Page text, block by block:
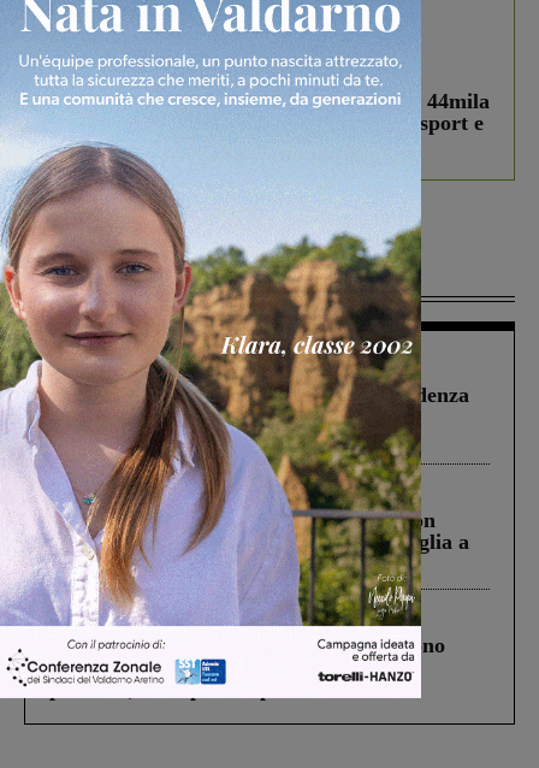
In vetrina 3 Agosto 2026
Estra Notizie agosto: Smart Cities, oltre 44mila
studenti coinvolti, torna il bando per lo sport e
debutta il podcast Estrair
Più lette
Figline Incisa Valdarno 1 Agosto 2026
Piscina di Figline finanziata oltre la scadenza
Pnrr, il gruppo di Fratelli d’Italia: “Un
ringraziamento al Governo”
Cronaca 3 Agosto 2026
Scomparso da una struttura di Castiglion
Fiorentino l’uomo che aveva ucciso la figlia a
Levane nel 2020
Cronaca 4 Agosto 2026
Un anno fa la strage in A1 in cui morirono
Gianni, Giulia e Franco. Lo schianto, il
processo, lo stop ai sorpassi fra tir....